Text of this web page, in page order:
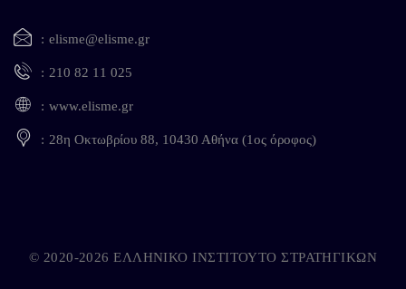
elisme@elisme.gr
210 82 11 025
www.elisme.gr
28η Οκτωβρίου 88, 10430 Αθήνα (1ος όροφος)
© 2020-2026 ΕΛΛΗΝΙΚΟ ΙΝΣΤΙΤΟΥΤΟ ΣΤΡΑΤΗΓΙΚΩΝ